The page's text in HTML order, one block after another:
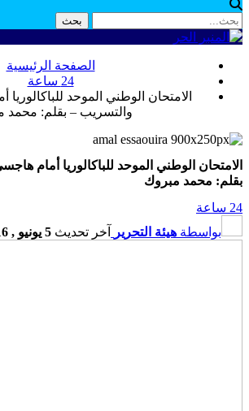
الصفحة الرئيسية
24 ساعة
الامتحان الوطني الموحد
والتسريب – بقلم: محمد
الامتحان الوطني الموحد للباكالوريا أمام
بقلم: محمد مبروك
24 ساعة
بواسطة هيئة التحرير آخر تحديث 5 يونيو , 2016